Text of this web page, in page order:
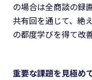
の場合は全商談の録
共有回を通じて、絶
の都度学びを得て改
重要な課題を見極め